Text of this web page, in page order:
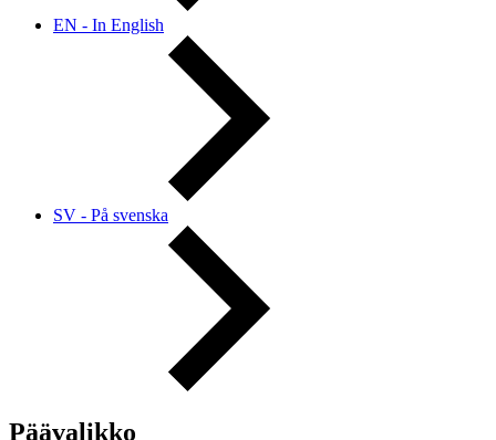
EN - In English
SV - På svenska
Päävalikko